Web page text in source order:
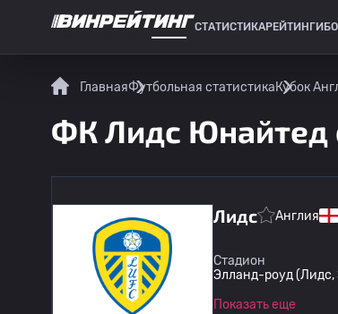
СТАТИСТИКАРЕЙТИНГИ
ГлавнаяФутбольная статистикаКубок
ФК Лидс Юнайтед
Лидс Англия
Стадион
Элланд-роуд
Показать еще